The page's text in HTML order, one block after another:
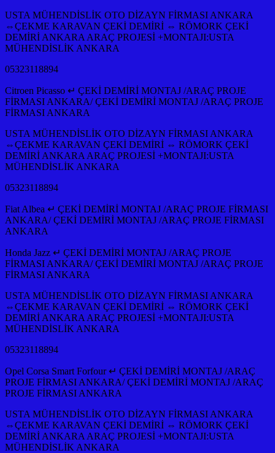
USTA MÜHENDİSLİK OTO DİZAYN FİRMASI ANKARA
⇔ÇEKME KARAVAN ÇEKİ DEMİRİ ⇔ RÖMORK ÇEKİ
DEMİRİ ANKARA ARAÇ PROJESİ +MONTAJI:USTA
MÜHENDİSLİK ANKARA
05323118894
Citroen Picasso ↵ ÇEKİ DEMİRİ MONTAJ /ARAÇ PROJE
FİRMASI ANKARA/ ÇEKİ DEMİRİ MONTAJ /ARAÇ PROJE
FİRMASI ANKARA
USTA MÜHENDİSLİK OTO DİZAYN FİRMASI ANKARA
⇔ÇEKME KARAVAN ÇEKİ DEMİRİ ⇔ RÖMORK ÇEKİ
DEMİRİ ANKARA ARAÇ PROJESİ +MONTAJI:USTA
MÜHENDİSLİK ANKARA
05323118894
Fiat Albea ↵ ÇEKİ DEMİRİ MONTAJ /ARAÇ PROJE FİRMASI
ANKARA/ ÇEKİ DEMİRİ MONTAJ /ARAÇ PROJE FİRMASI
ANKARA
Honda Jazz ↵ ÇEKİ DEMİRİ MONTAJ /ARAÇ PROJE
FİRMASI ANKARA/ ÇEKİ DEMİRİ MONTAJ /ARAÇ PROJE
FİRMASI ANKARA
USTA MÜHENDİSLİK OTO DİZAYN FİRMASI ANKARA
⇔ÇEKME KARAVAN ÇEKİ DEMİRİ ⇔ RÖMORK ÇEKİ
DEMİRİ ANKARA ARAÇ PROJESİ +MONTAJI:USTA
MÜHENDİSLİK ANKARA
05323118894
Opel Corsa Smart Forfour ↵ ÇEKİ DEMİRİ MONTAJ /ARAÇ
PROJE FİRMASI ANKARA/ ÇEKİ DEMİRİ MONTAJ /ARAÇ
PROJE FİRMASI ANKARA
USTA MÜHENDİSLİK OTO DİZAYN FİRMASI ANKARA
⇔ÇEKME KARAVAN ÇEKİ DEMİRİ ⇔ RÖMORK ÇEKİ
DEMİRİ ANKARA ARAÇ PROJESİ +MONTAJI:USTA
MÜHENDİSLİK ANKARA